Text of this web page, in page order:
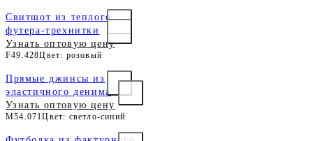
Свитшот из теплого
футера-трехнитки
Узнать оптовую цену
F49.428Цвет: розовый
Прямые джинсы из
эластичного денима
Узнать оптовую цену
M54.071Цвет: светло-синий